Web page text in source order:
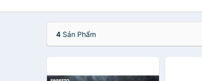
4 Sản Phẩm